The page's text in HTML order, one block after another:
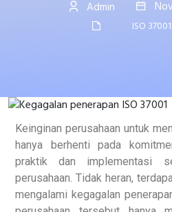
Admin
ISO 37001
Keinginan perusahaan untuk
hanya berhenti pada
praktik dan implementasi
perusahaan. Tidak heran,
mengalami kegagalan